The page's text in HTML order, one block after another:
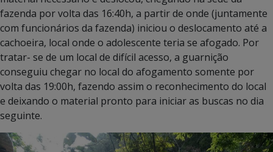
fazenda por volta das 16:40h, a partir de onde (juntamente
com funcionários da fazenda) iniciou o deslocamento até a
cachoeira, local onde o adolescente teria se afogado. Por
tratar- se de um local de difícil acesso, a guarnição
conseguiu chegar no local do afogamento somente por
volta das 19:00h, fazendo assim o reconhecimento do local
e deixando o material pronto para iniciar as buscas no dia
seguinte.